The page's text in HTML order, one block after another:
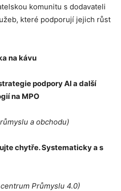
komunitu s dodavateli
které podporují jejich růst
na kávu
podpory AI a další
na MPO
a obchodu)
chytře. Systematicky a s
Průmyslu 4.0)